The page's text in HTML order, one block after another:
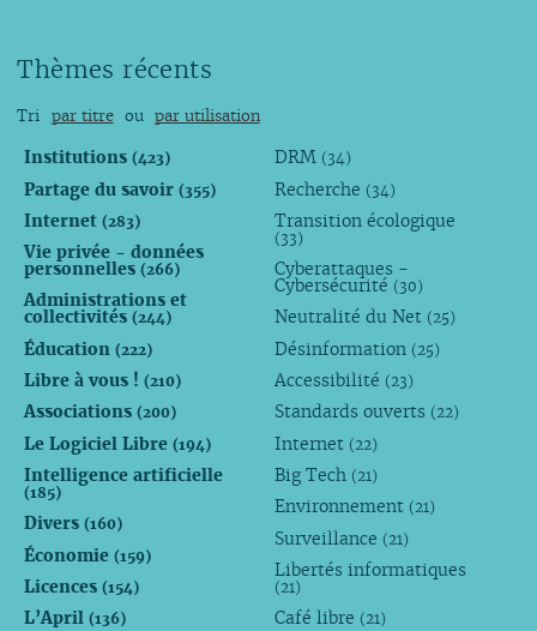
avril
février
janvier
août
juin
mai
avril
mars
février
janvier
août
juin
avril
février
janvier
juin
mars
février
janvier
mai
avril
mars
février
janvier
mars
février
janvier
Thèmes récents
Tri par titre ou par utilisation
Institutions (423)
Partage du savoir (355)
Internet (283)
Vie privée - données
personnelles (266)
Administrations et
collectivités (244)
Éducation (222)
Libre à vous ! (210)
Associations (200)
Le Logiciel Libre (194)
Intelligence artificielle
(185)
Divers (160)
Économie (159)
Licences (154)
L’April (136)
DRM (34)
Recherche (34)
Transition écologique
(33)
Cyberattaques -
Cybersécurité (30)
Neutralité du Net (25)
Désinformation (25)
Accessibilité (23)
Standards ouverts (22)
Internet (22)
Big Tech (21)
Environnement (21)
Surveillance (21)
Libertés informatiques
(21)
Café libre (21)